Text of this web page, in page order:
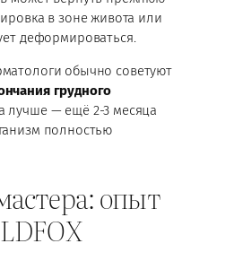
в зоне живота или
деформироваться.
обычно советуют
грудного
лучше — ещё 2-3 месяца
полностью
опыт